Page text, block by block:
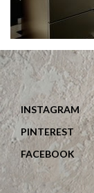
INSTAGRAM
PINTEREST
FACEBOOK